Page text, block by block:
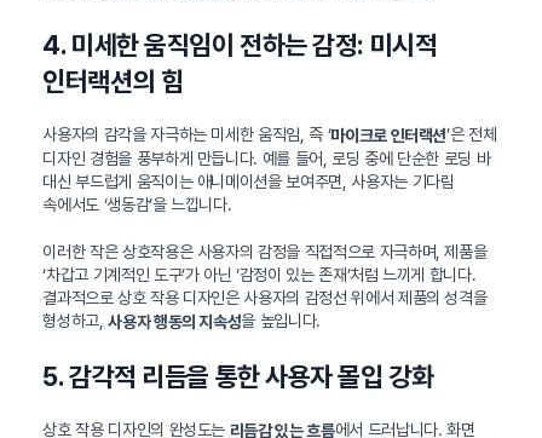
4. 미세한 움직임이 전하는 감정: 미시적
인터랙션의 힘
사용자의 감각을 자극하는 미세한 움직임, 즉 ‘마이크로 인터랙션’은 전체
디자인 경험을 풍부하게 만듭니다. 예를 들어, 로딩 중에 단순한 로딩 바
대신 부드럽게 움직이는 애니메이션을 보여주면, 사용자는 기다림
속에서도 ‘생동감’을 느낍니다.
이러한 작은 상호작용은 사용자의 감정을 직접적으로 자극하며, 제품을
‘차갑고 기계적인 도구’가 아닌 ‘감정이 있는 존재’처럼 느끼게 합니다.
결과적으로 상호 작용 디자인은 사용자의 감정선 위에서 제품의 성격을
형성하고,사용자 행동의 지속성을 높입니다.
5. 감각적 리듬을 통한 사용자 몰입 강화
상호 작용 디자인의 완성도는 리듬감 있는 흐름에서 드러납니다. 화면